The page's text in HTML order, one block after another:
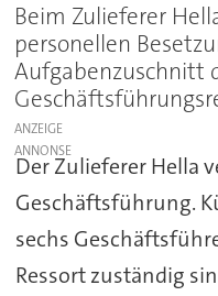
Beim Zulieferer
personellen
Aufgabenzuschnitt
ANZEIGE
Der Zulieferer Hella
Geschäftsführung.
sechs
Ressort zuständig